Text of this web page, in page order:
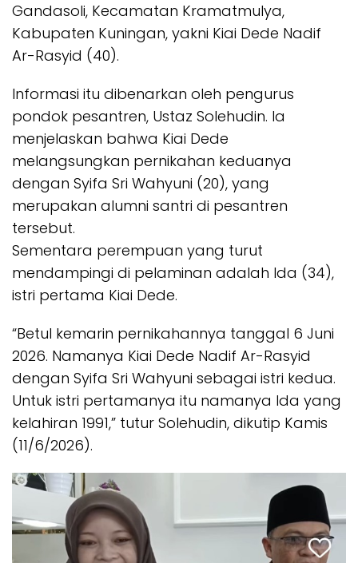
Gandasoli, Kecamatan Kramatmulya,
Kabupaten Kuningan, yakni Kiai Dede Nadif
Ar-Rasyid (40).
Informasi itu dibenarkan oleh pengurus
pondok pesantren, Ustaz Solehudin. Ia
menjelaskan bahwa Kiai Dede
melangsungkan pernikahan keduanya
dengan Syifa Sri Wahyuni (20), yang
merupakan alumni santri di pesantren
tersebut.
Sementara perempuan yang turut
mendampingi di pelaminan adalah Ida (34),
istri pertama Kiai Dede.
“Betul kemarin pernikahannya tanggal 6 Juni
2026. Namanya Kiai Dede Nadif Ar-Rasyid
dengan Syifa Sri Wahyuni sebagai istri kedua.
Untuk istri pertamanya itu namanya Ida yang
kelahiran 1991,” tutur Solehudin, dikutip Kamis
(11/6/2026).